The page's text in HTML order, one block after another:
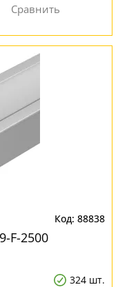
88838
F-2500
324 шт.